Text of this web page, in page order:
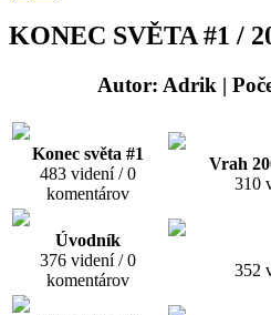
KONEC SVĚTA #1 /
Autor: Adrik |
Konec světa #1
483 videní / 0
komentárov
Vrah
310
Úvodník
376 videní / 0
komentárov
352